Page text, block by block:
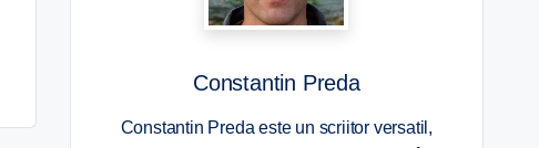
Constantin Preda
Constantin Preda este un scriitor versatil,